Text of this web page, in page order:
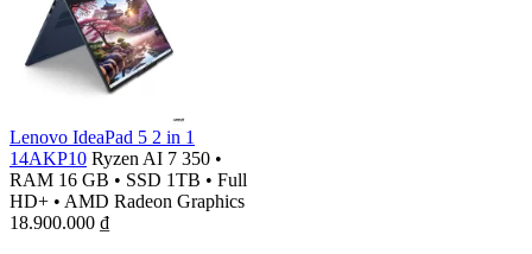
Lenovo IdeaPad 5 2 in 1
14AKP10 Ryzen AI 7 350 •
RAM 16 GB • SSD 1TB • Full
HD+ • AMD Radeon Graphics
18.900.000 ₫